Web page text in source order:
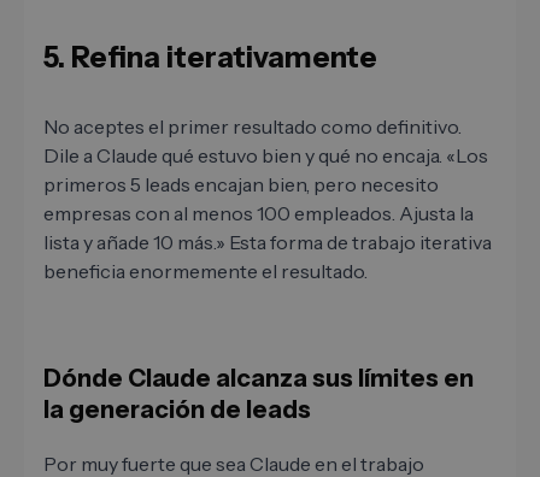
5. Refina iterativamente
No aceptes el primer resultado como definitivo.
Dile a Claude qué estuvo bien y qué no encaja. «Los
primeros 5 leads encajan bien, pero necesito
empresas con al menos 100 empleados. Ajusta la
lista y añade 10 más.» Esta forma de trabajo iterativa
beneficia enormemente el resultado.
Dónde Claude alcanza sus límites en
la generación de leads
Por muy fuerte que sea Claude en el trabajo